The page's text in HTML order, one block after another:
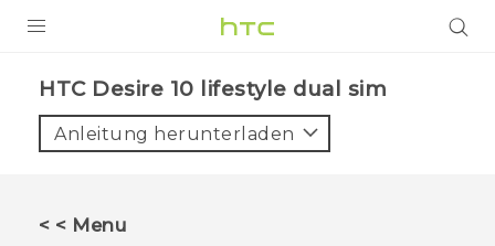
VIVE
HTC Desire 10 lifestyle dual sim‎
Anleitung herunterladen
< < Menu